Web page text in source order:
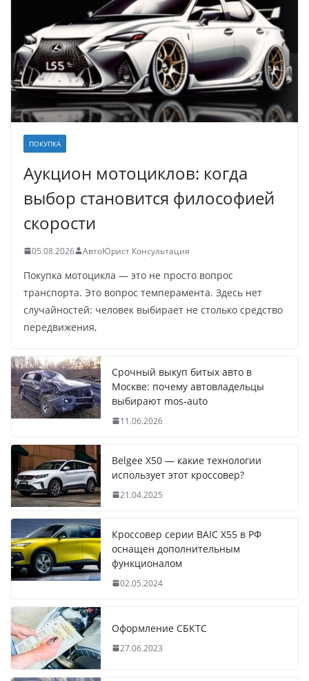
ПОКУПКА
Аукцион мотоциклов: когда
выбор становится философией
скорости
05.08.2026 АвтоЮрист Консультация
Покупка мотоцикла — это не просто вопрос
транспорта. Это вопрос темперамента. Здесь нет
случайностей: человек выбирает не столько средство
передвижения,
Срочный выкуп битых авто в
Москве: почему автовладельцы
выбирают mos-auto
11.06.2026
Belgee X50 — какие технологии
использует этот кроссовер?
21.04.2025
Кроссовер серии BAIC X55 в РФ
оснащен дополнительным
функционалом
02.05.2024
Оформление СБКТС
27.06.2023